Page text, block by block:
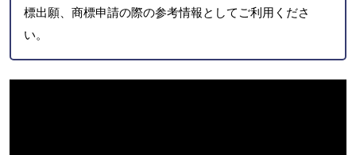
標出願、商標申請の際の参考情報としてご利用くださ
い。